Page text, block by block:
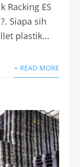
Racking ES
Siapa sih
plastik...
+ READ MORE